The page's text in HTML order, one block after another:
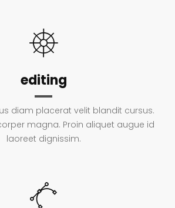
editing
diam placerat velit blandit cursus.
magna. Proin aliquet augue id
laoreet dignissim.